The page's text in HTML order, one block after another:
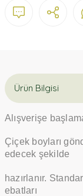
Ürün Bilgisi
Alışverişe
Çiçek boyları
edecek şekilde
hazırlanır.
ebatları